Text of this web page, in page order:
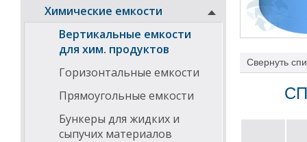
Химические емкости
Вертикальные емкости
для хим. продуктов
Горизонтальные емкости
Прямоугольные емкости
Бункеры для жидких и
сыпучих материалов
емкости для
Применение
опасности
На химическую
Свернуть